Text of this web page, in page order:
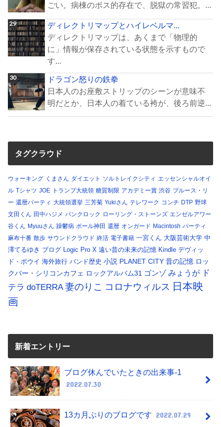
ごい。病棟のボス的存在で、脱獄の常習犯。...
ディレクトリマップとハイレベルマ...
ディレクトリマップは、あくまで「物理的
に」情報が保存されている状態を示すもので
す...
ドラゴン怒りの鉄拳
日本人のお座敷ストリップのシーンが意味不
明だとか、日本人の着ている袴が、後ろ前逆...
タグクラウド
ウォーキング くまさん ダイエット ソルトレイクシティ エッセンシャルオイ
ル Tシャツ JOE トランプ大統領 糖質制限 アカデミー賞 渋谷 ブルース・リ
ー 還暦パーティ 大統領選挙 三芳菊 Yukiさん テレワーク コンチ DTP 野球
文田くん 田中ハジメ パンクロック ローリング・ストーンズ エンゼルアワー
谷くん Myuuさん 躁鬱病 ポール神田 還暦 オンガード Macintosh パーティ
麻布十番 散歩 サウンドクラウド 終活 電子書籍 一宮くん 大阪芸術大学 中
澤てるゆき ブログ Logic Pro X 遠い昔の未来の記憶 Kindle デヴィッ
ド・ボウイ 海外旅行 バンド歴史 小説 PLANET CITY 昔の記憶 ロッ
クバー・シリコンカフェ ロックアルバム31 ゴンゾ みょうが ド
テラ doTERRA 妻のりこ コロナウィルス 日本映
画
新着エントリー
ブログ休んでいたときの出来事-1
2022.07.30
13カ月ぶりのブログです 2022.07.29